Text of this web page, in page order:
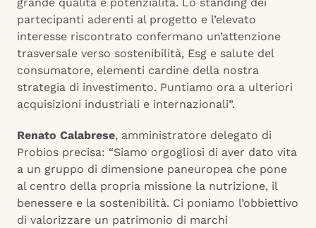
grande qualità e potenzialità. Lo standing dei
partecipanti aderenti al progetto e l’elevato
interesse riscontrato confermano un’attenzione
trasversale verso sostenibilità, Esg e salute del
consumatore, elementi cardine della nostra
strategia di investimento. Puntiamo ora a ulteriori
acquisizioni industriali e internazionali”.
Renato Calabrese, amministratore delegato di
Probios precisa: “Siamo orgogliosi di aver dato vita
a un gruppo di dimensione paneuropea che pone
al centro della propria missione la nutrizione, il
benessere e la sostenibilità. Ci poniamo l’obbiettivo
di valorizzare un patrimonio di marchi